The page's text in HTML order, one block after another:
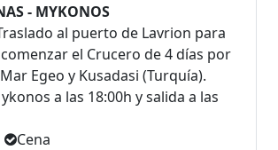
- MYKONOS
al puerto de Lavrion para
el Crucero de 4 días por
Egeo y Kusadasi (Turquía).
a las 18:00h y salida a las
Cena